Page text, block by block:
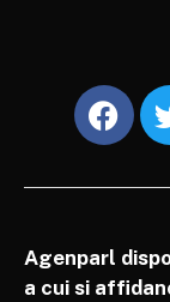
Agenparl
a cui si